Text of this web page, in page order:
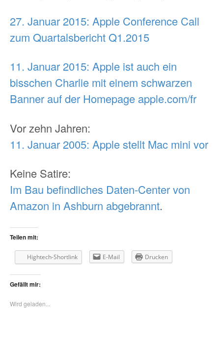
27. Januar 2015: Apple Conference Call
zum Quartalsbericht Q1.2015
11. Januar 2015: Apple ist auch ein
bisschen Charlie mit einem schwarzen
Banner auf der Homepage apple.com/fr
Vor zehn Jahren:
11. Januar 2005: Apple stellt Mac mini vor
Keine Satire:
Im Bau befindliches Daten-Center von
Amazon in Ashburn abgebrannt.
Teilen mit:
Hightech-Shortlink E-Mail Drucken
Gefällt mir:
Wird geladen...